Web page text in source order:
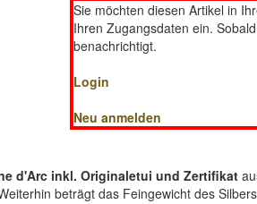
Sie möchten diesen Artikel in
Ihren Zugangsdaten ein.
benachrichtigt.
Login
Neu anmelden
d'Arc inkl. Originaletui und Zertifikat
beträgt das Feingewicht des